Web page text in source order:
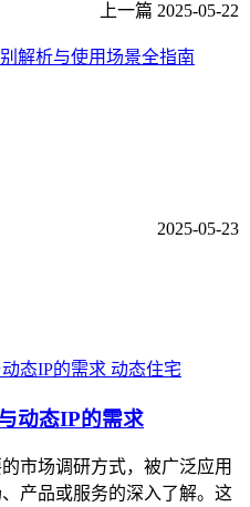
上一篇 2025-05-22
解析与使用场景全指南
2025-05-23
动态住宅
动态IP的需求
市场调研方式，被广泛应用
产品或服务的深入了解。这